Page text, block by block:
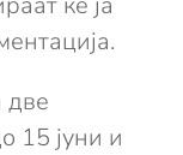
две
15 јуни и